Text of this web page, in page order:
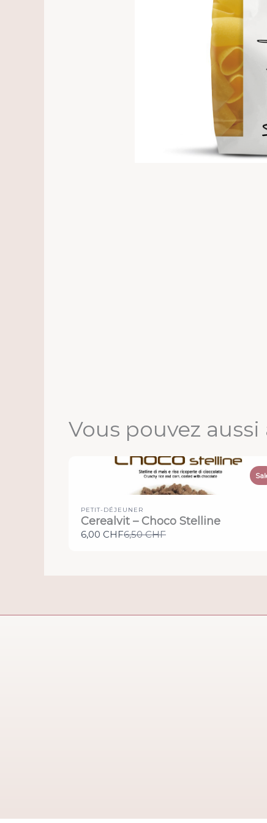
Vous pouvez
PETIT-DÉJEUNER
Cerealvit – Choco Stelline
6,00 CHFCompare
to
6,50 CHF